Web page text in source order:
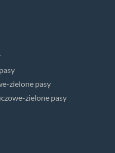
zielone pasy
zielone pasy